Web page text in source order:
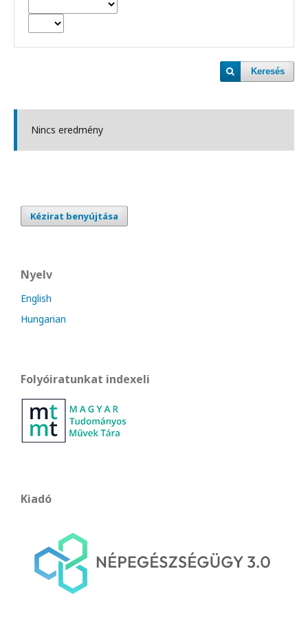
Keresés
Nincs eredmény
Kézirat benyújtása
Nyelv
English
Hungarian
Folyóiratunkat indexeli
Kiadó